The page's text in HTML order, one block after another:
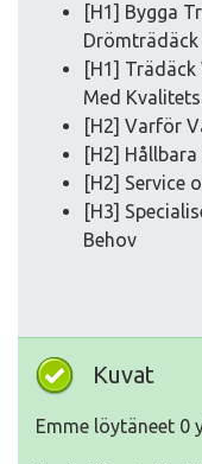
[H1] Bygga
[H1] Trädäck
Med
[H2] Varför
[H2]
[H2] Service
[H3]
Behov
Kuvat
Emme löytäneet 0